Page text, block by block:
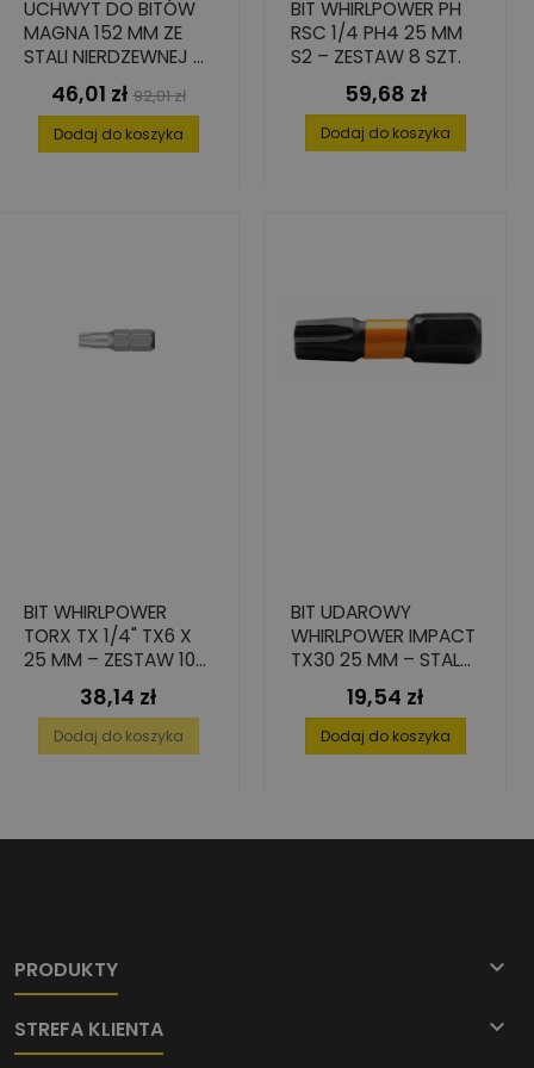
UCHWYT DO BITÓW
MAGNA 152 MM ZE
STALI NIERDZEWNEJ Z
PIERŚCIENIEM
MAGNETYCZNYM
Cena
46,01 zł Cena
podstawowa
92,01 zł
Dodaj do koszyka
BIT WHIRLPOWER PH
RSC 1/4 PH4 25 MM
S2 – ZESTAW 8 SZT.
Cena
59,68 zł
Dodaj do koszyka
BIT WHIRLPOWER
TORX TX 1/4" TX6 X
25 MM – ZESTAW 10
SZTUK ZE STALI S2
Cena
38,14 zł
Dodaj do koszyka
BIT UDAROWY
WHIRLPOWER IMPACT
TX30 25 MM – STAL
S2, WYSOKA
PRECYZJA
Cena
19,54 zł
Dodaj do koszyka
PRODUKTY 
STREFA KLIENTA 